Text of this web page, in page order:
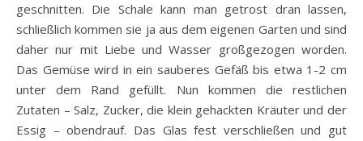
geschnitten. Die Schale kann man getrost dran lassen,
schließlich kommen sie ja aus dem eigenen Garten und sind
daher nur mit Liebe und Wasser großgezogen worden.
Das Gemüse wird in ein sauberes Gefäß bis etwa 1-2 cm
unter dem Rand gefüllt. Nun kommen die restlichen
Zutaten – Salz, Zucker, die klein gehackten Kräuter und der
Essig – obendrauf. Das Glas fest verschließen und gut